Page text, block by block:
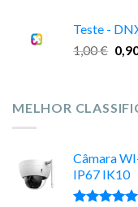
Teste -
1,00€
MELHOR
Câmara
IP67 IK10